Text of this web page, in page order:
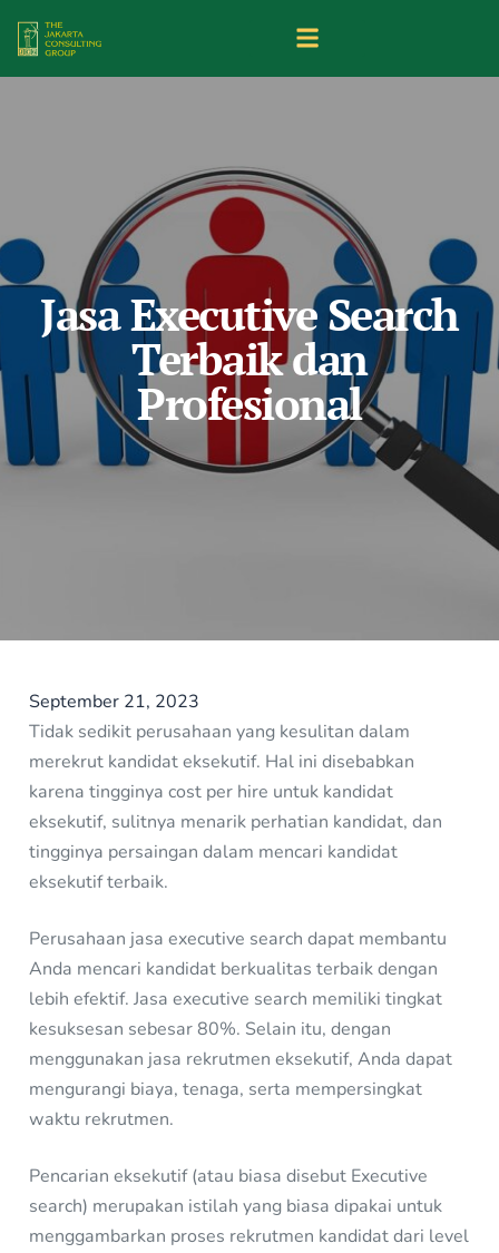
Jasa Executive Search
Terbaik dan
Profesional
September 21, 2023
Tidak sedikit perusahaan yang kesulitan dalam
merekrut kandidat eksekutif. Hal ini disebabkan
karena tingginya cost per hire untuk kandidat
eksekutif, sulitnya menarik perhatian kandidat, dan
tingginya persaingan dalam mencari kandidat
eksekutif terbaik.
Perusahaan jasa executive search dapat membantu
Anda mencari kandidat berkualitas terbaik dengan
lebih efektif. Jasa executive search memiliki tingkat
kesuksesan sebesar 80%. Selain itu, dengan
menggunakan jasa rekrutmen eksekutif, Anda dapat
mengurangi biaya, tenaga, serta mempersingkat
waktu rekrutmen.
Pencarian eksekutif (atau biasa disebut Executive
search) merupakan istilah yang biasa dipakai untuk
menggambarkan proses rekrutmen kandidat dari level